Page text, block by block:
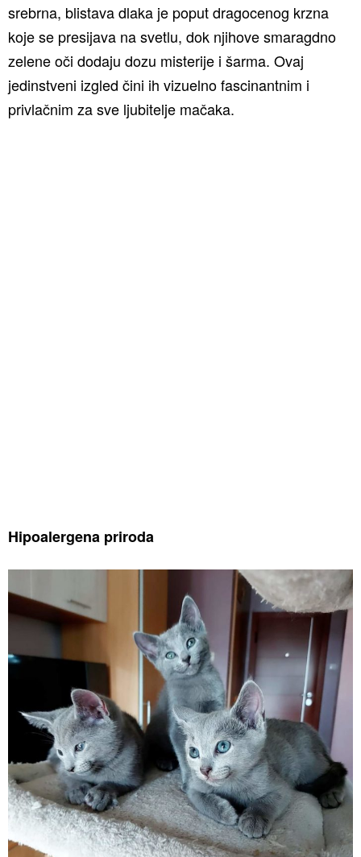
srebrna, blistava dlaka je poput dragocenog krzna
koje se presijava na svetlu, dok njihove smaragdno
zelene oči dodaju dozu misterije i šarma. Ovaj
jedinstveni izgled čini ih vizuelno fascinantnim i
privlačnim za sve ljubitelje mačaka.
Hipoalergena priroda